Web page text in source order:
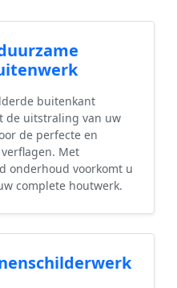
buitenkant
de uitstraling van uw
de perfecte en
Met
onderhoud voorkomt u
complete houtwerk.